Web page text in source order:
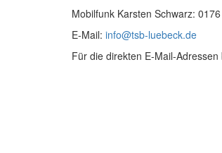
Mobilfunk Karsten Schwarz:
E-Mail: info@tsb-luebeck.de
Für die direkten E-Mail-